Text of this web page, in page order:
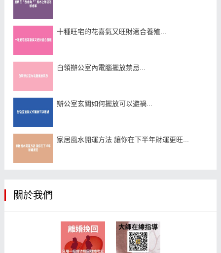
十種旺宅的花喜氣又旺財適合養殖...
白領辦公室內電腦擺放禁忌...
辦公室玄關如何擺放可以避禍...
家居風水開運方法 讓你在下半年財運更旺...
關於我們